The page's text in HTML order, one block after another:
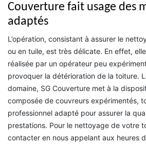
Couverture fait usage des
adaptés
L’opération, consistant à assurer le
ou en tuile, est très délicate. En effet,
réalisée par un opérateur peu
provoquer la détérioration de la toiture.
domaine, SG Couverture met à la
composée de couvreurs expérimentés,
professionnel adapté pour assurer la
prestations. Pour le nettoyage de votre
contacter en nous appelant aux heures